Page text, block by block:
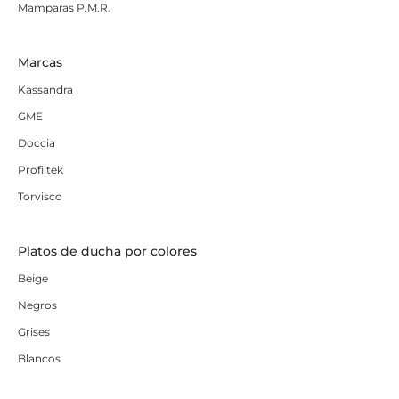
Mamparas P.M.R.
Marcas
Kassandra
GME
Doccia
Profiltek
Torvisco
Platos de ducha por colores
Beige
Negros
Grises
Blancos